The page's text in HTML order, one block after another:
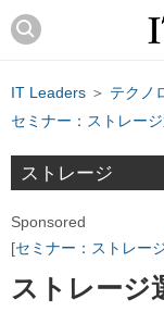
IT Leaders ＞ テクノ
セミナー：ストレー
ストレージ
Sponsored
セミナー：ストレー
ストレージ